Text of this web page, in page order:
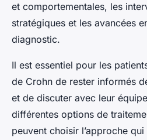
et comportementales, les
stratégiques et les avancées
diagnostic.
Il est essentiel pour les
de Crohn de rester informés
et de discuter avec leur
différentes options de
peuvent choisir l’approche